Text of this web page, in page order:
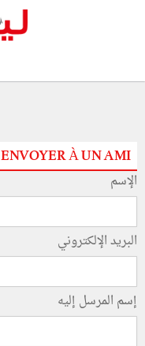
ENVOYER À UN AMI
الإسم
البريد الإلكتروني
إسم المرسل إليه